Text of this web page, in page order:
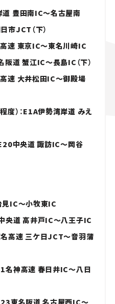
豊田南IC～名古屋南
市JCT（下）
速 東京IC～東名川崎IC
道 蟹江IC～長島IC（下）
速 大井松田IC～御殿場
）：E1A伊勢湾岸道 みえ
中央道 諏訪IC～岡谷
見IC～小牧東IC
央道 高井戸IC～八王子IC
名高速 三ケ日JCT～音羽蒲
名神高速 春日井IC～八日